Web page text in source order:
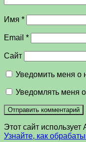
Имя *
Email *
Сайт
Уведомить меня о
Уведомлять меня
Этот сайт
Узнайте, как